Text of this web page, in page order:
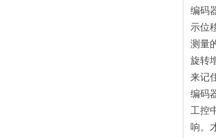
编码
示位
测量
旋转
来记
编码
工控
响。